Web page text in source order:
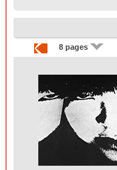
8 pages